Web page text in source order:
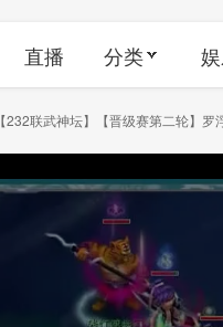
直播 分类
【232联武神坛】【晋级赛第二轮】